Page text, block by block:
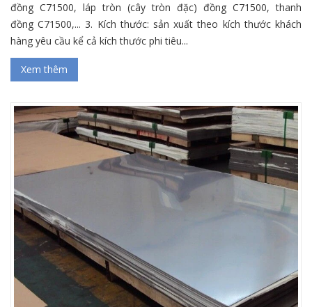
đồng C71500, láp tròn (cây tròn đặc) đồng C71500, thanh
đồng C71500,... 3. Kích thước: sản xuất theo kích thước khách
hàng yêu cầu kể cả kích thước phi tiêu...
Xem thêm